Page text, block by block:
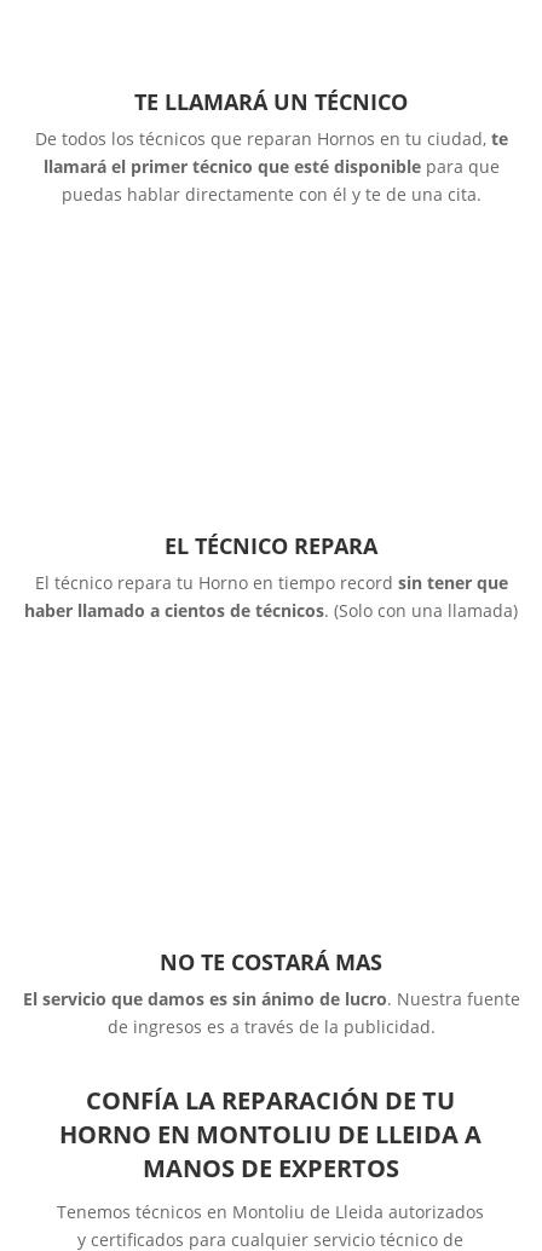
TE LLAMARÁ UN TÉCNICO
De todos los técnicos que reparan Hornos en tu ciudad, te
llamará el primer técnico que esté disponiblepara que
puedas hablar directamente con él y te de una cita.
EL TÉCNICO REPARA
El técnico repara tu Horno en tiempo record sin tener que
haber llamado a cientos de técnicos. (Solo con una llamada)
NO TE COSTARÁ MAS
El servicio que damos es sin ánimo de lucro. Nuestra fuente
de ingresos es a través de la publicidad.
CONFÍA LA REPARACIÓN DE TU
HORNO EN MONTOLIU DE LLEIDA A
MANOS DE EXPERTOS
Tenemos técnicos en Montoliu de Lleida autorizados
y certificados para cualquier servicio técnico de